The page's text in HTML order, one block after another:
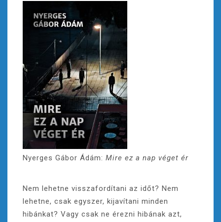
Nyerges Gábor Ádám: Mire ez a nap véget ér
Nem lehetne visszafordítani az időt? Nem
lehetne, csak egyszer, kijavítani minden
hibánkat? Vagy csak ne érezni hibának azt,